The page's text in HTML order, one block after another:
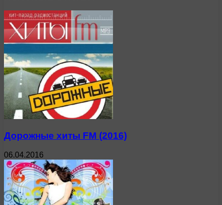
Дорожные хиты FM (2016)
06.04.2016